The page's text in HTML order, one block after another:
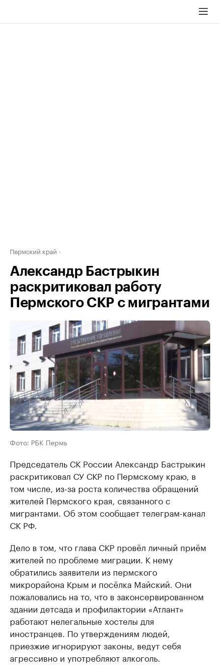
Пермский край
Александр Бастрыкин
раскритиковал работу
Пермского СКР с мигрантами
Фото: РБК Пермь
Председатель СК России Александр Бастрыкин
раскритиковал СУ СКР по Пермскому краю, в
том числе, из-за роста количества обращений
жителей Пермского края, связанного с
мигрантами. Об этом сообщает телеграм-канал
СК РФ.
Дело в том, что глава СКР провёл личный приём
жителей по проблеме миграции. К нему
обратились заявители из пермского
микрорайона Крым и посёлка Майский. Они
пожаловались на то, что в законсервированном
здании детсада и профилактории «Атлант»
работают нелегальные хостелы для
иностранцев. По утверждениям людей,
приезжие игнорируют законы, ведут себя
агрессивно и употребляют алкоголь.